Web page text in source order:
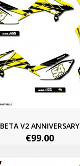
BETA V2 ANNIVERSARY
€99.00